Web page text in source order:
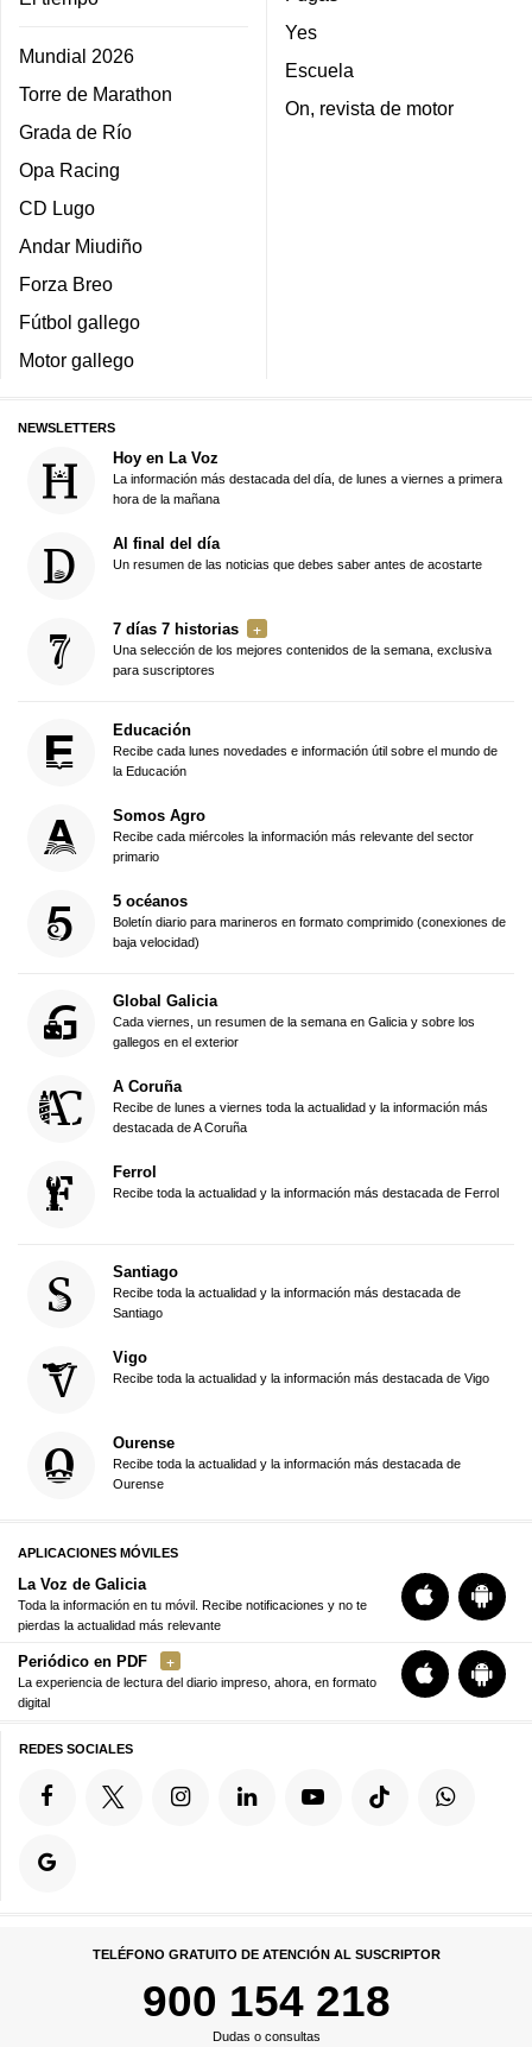
Mundial 2026
Torre de Marathon
Grada de Río
Opa Racing
CD Lugo
Andar Miudiño
Forza Breo
Fútbol gallego
Motor gallego
Yes
Escuela
On, revista de motor
NEWSLETTERS
Hoy en La Voz
La información más destacada del día, de lunes a viernes a primera
hora de la mañana
Al final del día
Un resumen de las noticias que debes saber antes de acostarte
7 días 7 historias
Una selección de los mejores contenidos de la semana, exclusiva
para suscriptores
Educación
Recibe cada lunes novedades e información útil sobre el mundo de
la Educación
Somos Agro
Recibe cada miércoles la información más relevante del sector
primario
5 océanos
Boletín diario para marineros en formato comprimido (conexiones de
baja velocidad)
Global Galicia
Cada viernes, un resumen de la semana en Galicia y sobre los
gallegos en el exterior
A Coruña
Recibe de lunes a viernes toda la actualidad y la información más
destacada de A Coruña
Ferrol
Recibe toda la actualidad y la información más destacada de Ferrol
Santiago
Recibe toda la actualidad y la información más destacada de
Santiago
Vigo
Recibe toda la actualidad y la información más destacada de Vigo
Ourense
Recibe toda la actualidad y la información más destacada de
Ourense
APLICACIONES MÓVILES
La Voz de Galicia
Toda la información en tu móvil. Recibe notificaciones y no te
pierdas la actualidad más relevante
Periódico en PDF
La experiencia de lectura del diario impreso, ahora, en formato
digital
REDES SOCIALES
TELÉFONO GRATUITO DE ATENCIÓN AL SUSCRIPTOR
900 154 218
Dudas o consultas